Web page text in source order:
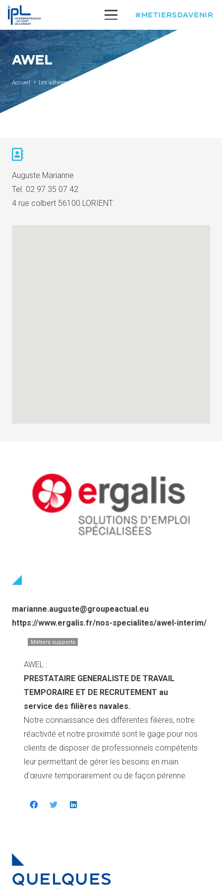
#METIERSDAVENIR
AWEL
Accueil Les adhérents
Auguste Marianne
Tel. 02 97 35 07 42
4 rue colbert 56100 LORIENT
marianne.auguste@groupeactual.eu
https://www.ergalis.fr/nos-specialites/awel-interim/
Métiers supports
AWEL :
PRESTATAIRE GENERALISTE DE TRAVAIL
TEMPORAIRE ET DE RECRUTEMENT au
service des filières navales.
Notre connaissance des différentes filières, notre
réactivité et notre proximité sont le gage pour nos
clients de disposer de professionnels compétents
leur permettant de gérer les besoins en main
d’œuvre temporairement ou de façon pérenne.
QUELQUES